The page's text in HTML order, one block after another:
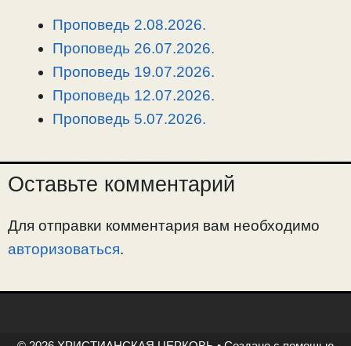
r
a
o
в
ь
Проповедь 2.08.2026.
Проповедь 26.07.2026.
Проповедь 19.07.2026.
Проповедь 12.07.2026.
Проповедь 5.07.2026.
Оставьте комментарий
Для отправки комментария вам необходимо
авторизоваться.